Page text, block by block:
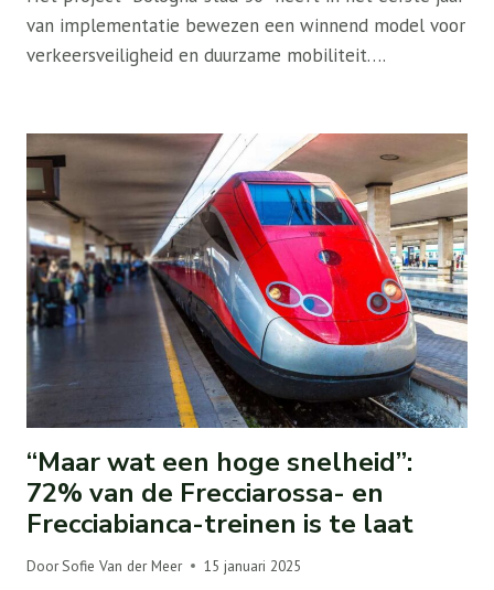
van implementatie bewezen een winnend model voor
verkeersveiligheid en duurzame mobiliteit….
“Maar wat een hoge snelheid”:
72% van de Frecciarossa- en
Frecciabianca-treinen is te laat
Door Sofie Van der Meer 15 januari 2025